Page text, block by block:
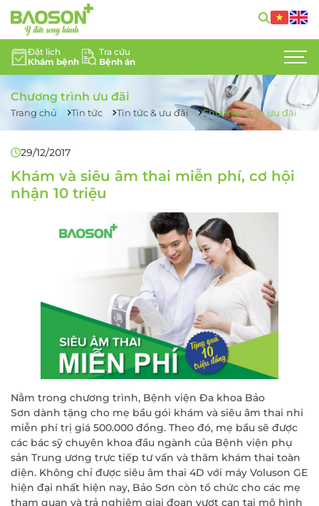
Đặt lịch
Khám bệnh
Tra cứu
Bệnh án
GIỚI THIỆU
CHUYÊN KHOA
ĐỘI NGŨ CHUYÊN GIA
TIN TỨC
HỖ TRỢ KHÁCH HÀNG
TUYỂN DỤNG
Chương trình ưu đãi
Trang chủ Tin tức Tin tức & ưu đãi Chương trình ưu đãi
29/12/2017
Khám và siêu âm thai miễn phí, cơ hội
nhận 10 triệu
Nằm trong chương trình, Bệnh viện Đa khoa Bảo
Sơn dành tặng cho mẹ bầu gói khám và siêu âm thai nhi
miễn phí trị giá 500.000 đồng. Theo đó, mẹ bầu sẽ được
các bác sỹ chuyên khoa đầu ngành của Bệnh viện phụ
sản Trung ương trực tiếp tư vấn và thăm khám thai toàn
diện. Không chỉ được siêu âm thai 4D với máy Voluson GE
hiện đại nhất hiện nay, Bảo Sơn còn tổ chức cho các mẹ
tham quan và trả nghiệm giai đoạn vượt cạn tại mô hình